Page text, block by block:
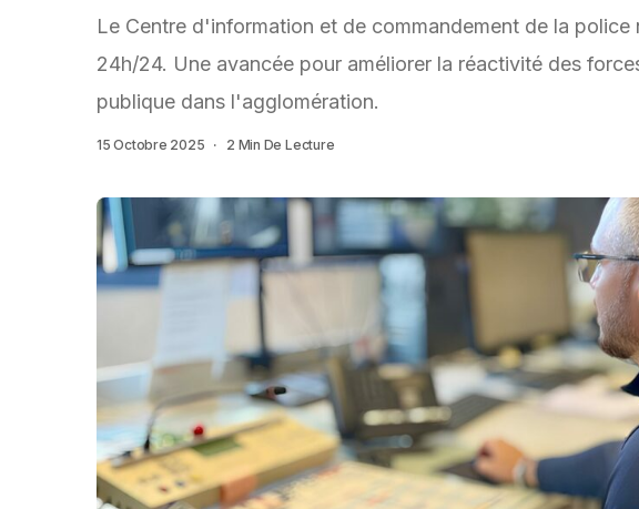
Le Centre d'information et de commandement de la
24h/24. Une avancée pour améliorer la réactivité des
publique dans l'agglomération.
15 Octobre 2025 2 Min De Lecture